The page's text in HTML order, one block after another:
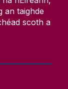
an taighde
scoth a